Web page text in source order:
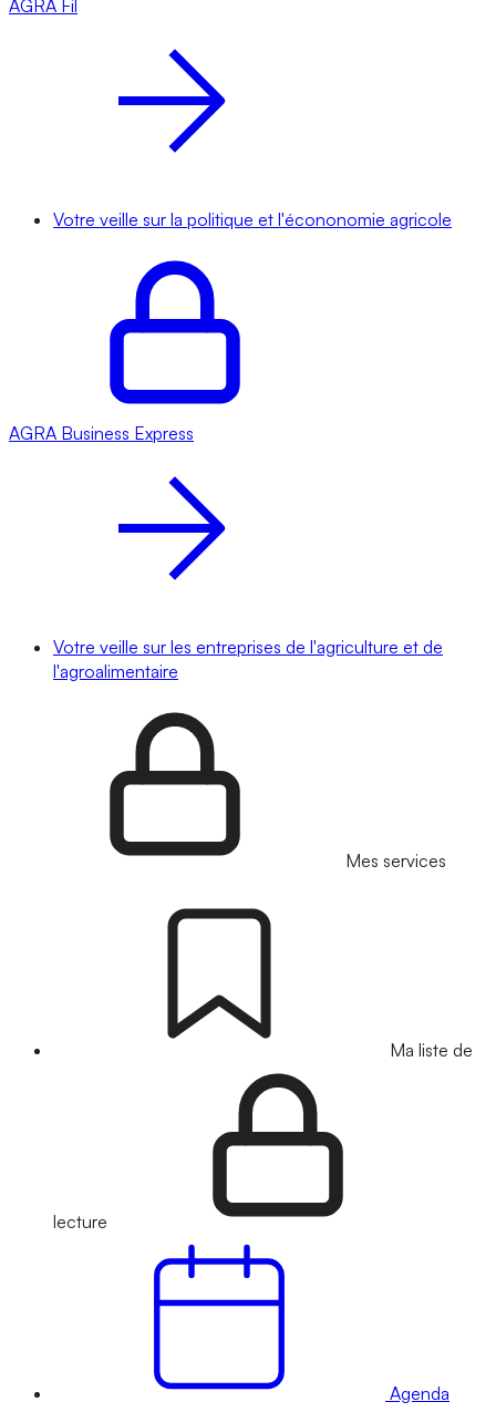
AGRA Fil
Votre veille sur la politique et l'écononomie agricole
AGRA Business Express
Votre veille sur les entreprises de l'agriculture et de
l'agroalimentaire
Mes services
Ma liste de
lecture
Agenda